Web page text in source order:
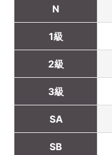
N
1級
2級
3級
SA
SB